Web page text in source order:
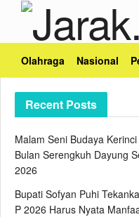
Recent Posts
Malam Seni Budaya
Bulan Serengkuh Dayung
2026
Bupati Sofyan Puhi
P 2026 Harus Nyata
Olahraga Nasional